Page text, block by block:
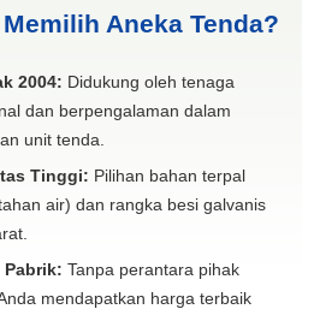
Aneka Tenda?
2004: Didukung oleh tenaga
dan berpengalaman dalam
unit tenda.
Tinggi: Pilihan bahan terpal
air) dan rangka besi galvanis
Pabrik: Tanpa perantara pihak
mendapatkan harga terbaik